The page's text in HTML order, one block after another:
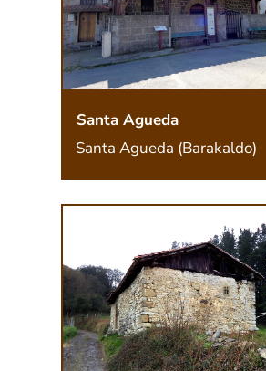
Santa Agueda
Santa Agueda (Barakaldo)